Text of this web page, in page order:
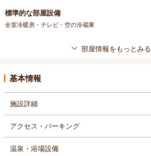
標準的な部屋設備
全室冷暖房・テレビ・空の冷蔵庫
部屋情報をもっとみる
基本情報
施設詳細
アクセス・パーキング
温泉・浴場設備